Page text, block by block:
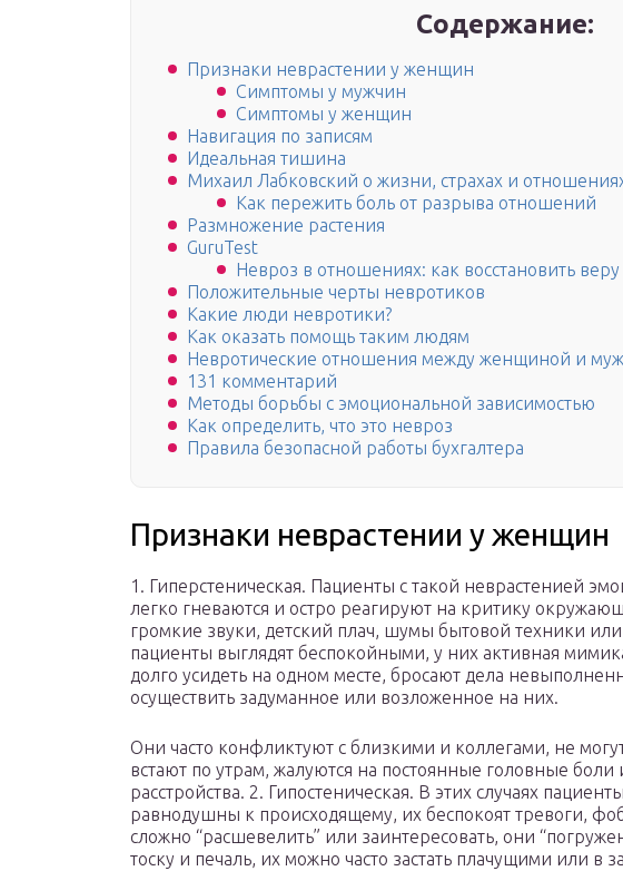
Содержание:
Признаки неврастении у женщин
Симптомы у мужчин
Симптомы у женщин
Навигация по записям
Идеальная тишина
Михаил Лабковский о жизни, страхах и
Как пережить боль от разрыва отношений
Размножение растения
GuruTest
Невроз в отношениях: как восстановить
Положительные черты невротиков
Какие люди невротики?
Как оказать помощь таким людям
Невротические отношения между женщиной и
131 комментарий
Методы борьбы с эмоциональной зависимостью
Как определить, что это невроз
Правила безопасной работы бухгалтера
Признаки неврастении у женщин
1. Гиперстеническая. Пациенты с такой неврастенией
легко гневаются и остро реагируют на критику
громкие звуки, детский плач, шумы бытовой техники
пациенты выглядят беспокойными, у них активная
долго усидеть на одном месте, бросают дела
осуществить задуманное или возложенное на них.
Они часто конфликтуют с близкими и коллегами, не
встают по утрам, жалуются на постоянные головные боли
расстройства. 2. Гипостеническая. В этих случаях
равнодушны к происходящему, их беспокоят тревоги,
сложно “расшевелить” или заинтересовать, они
тоску и печаль, их можно часто застать плачущими или в